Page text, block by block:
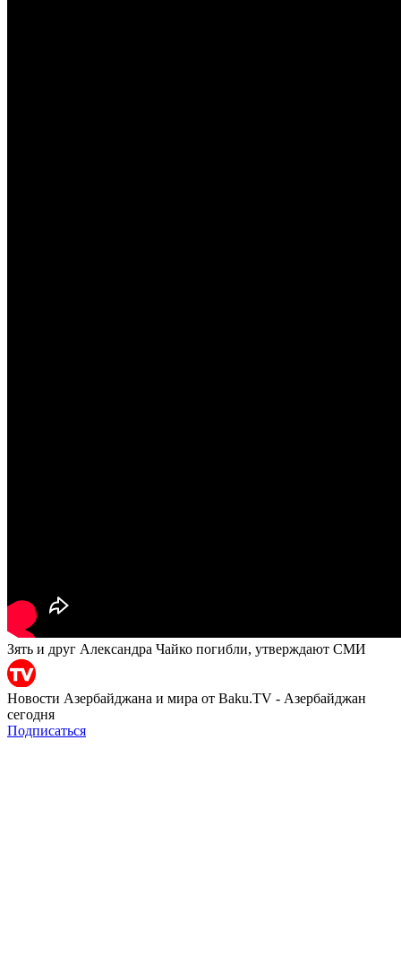
Зять и друг Александра Чайко погибли, утверждают СМИ
Новости Азербайджана и мира от Baku.TV - Азербайджан
сегодня
Подписаться